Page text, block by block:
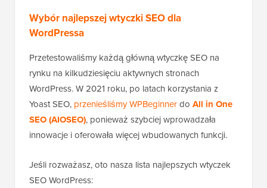
Wybór najlepszej wtyczki SEO dla
WordPressa
Przetestowaliśmy każdą główną wtyczkę SEO na
rynku na kilkudziesięciu aktywnych stronach
WordPress. W 2021 roku, po latach korzystania z
Yoast SEO, przenieśliśmy WPBeginnerdo All in One
SEO (AIOSEO), ponieważ szybciej wprowadzała
innowacje i oferowała więcej wbudowanych funkcji.
Jeśli rozważasz, oto nasza lista najlepszych wtyczek
SEO WordPress: